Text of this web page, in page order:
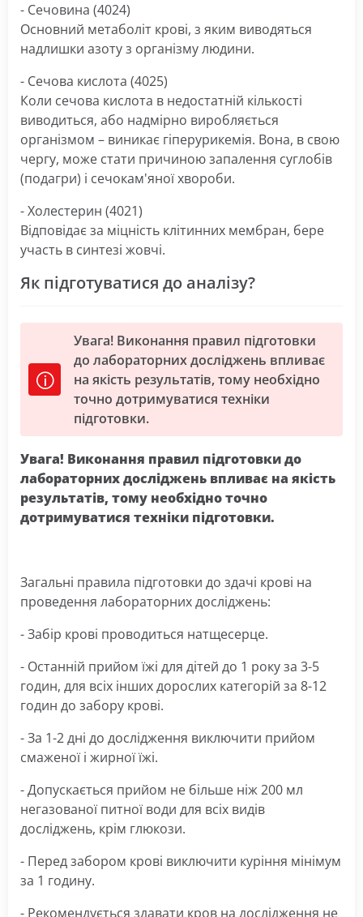
- Сечовина (4024)
Основний метаболіт крові, з яким виводяться
надлишки азоту з організму людини.
- Сечова кислота (4025)
Коли сечова кислота в недостатній кількості
виводиться, або надмірно виробляється
організмом – виникає гіперурикемія. Вона, в свою
чергу, може стати причиною запалення суглобів
(подагри) і сечокам'яної хвороби.
- Холестерин (4021)
Відповідає за міцність клітинних мембран, бере
участь в синтезі жовчі.
Як підготуватися до аналізу?
Увага! Виконання правил підготовки
до лабораторних досліджень впливає
на якість результатів, тому необхідно
точно дотримуватися техніки
підготовки.
Увага! Виконання правил підготовки до
лабораторних досліджень впливає на якість
результатів, тому необхідно точно
дотримуватися техніки підготовки.
Загальні правила підготовки до здачі крові на
проведення лабораторних досліджень:
- Забір крові проводиться натщесерце.
- Останній прийом їжі для дітей до 1 року за 3-5
годин, для всіх інших дорослих категорій за 8-12
годин до забору крові.
- За 1-2 дні до дослідження виключити прийом
смаженої і жирної їжі.
- Допускається прийом не більше ніж 200 мл
негазованої питної води для всіх видів
досліджень, крім глюкози.
- Перед забором крові виключити куріння мінімум
за 1 годину.
- Рекомендується здавати кров на дослідження не